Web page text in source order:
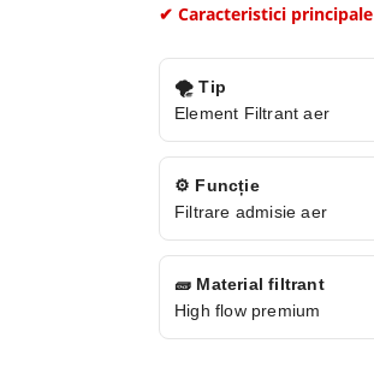
✔ Caracteristici principale
🌪 Tip
Element Filtrant aer
⚙️ Funcție
Filtrare admisie aer
🧱 Material filtrant
High flow premium